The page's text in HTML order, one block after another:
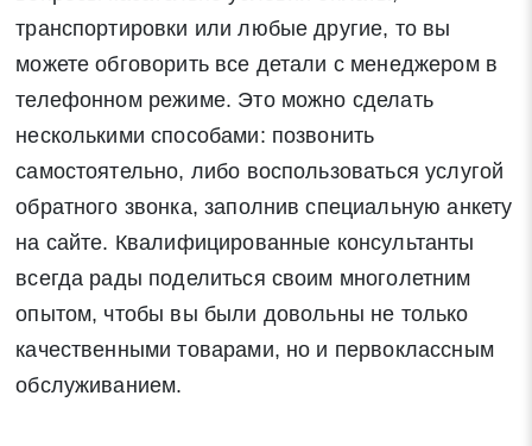
транспортировки или любые другие, то вы
можете обговорить все детали с менеджером в
телефонном режиме. Это можно сделать
несколькими способами: позвонить
самостоятельно, либо воспользоваться услугой
обратного звонка, заполнив специальную анкету
на сайте. Квалифицированные консультанты
всегда рады поделиться своим многолетним
опытом, чтобы вы были довольны не только
качественными товарами, но и первоклассным
обслуживанием.